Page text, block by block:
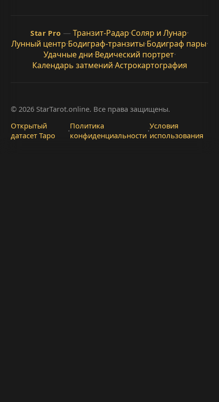
Star Pro — Транзит-Радар·Соляр и Лунар·
Лунный центр·Бодиграф-транзиты·Бодиграф пары·
Удачные дни·Ведический портрет·
Календарь затмений·Астрокартография
© 2026 StarTarot.online. Все права защищены.
Открытый
датасет Таро
·Политика
конфиденциальности·Условия
использования